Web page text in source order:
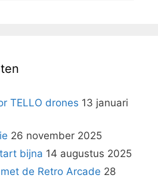
TELLO drones 13 januari
26 november 2025
bijna 14 augustus 2025
de Retro Arcade 28